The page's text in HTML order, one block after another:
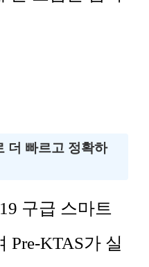
더 빠르고 정확하
구급 스마트
Pre-KTAS가 실